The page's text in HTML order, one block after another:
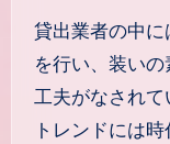
貸出業者の中
を行い、装い
工夫がなされ
トレンドには